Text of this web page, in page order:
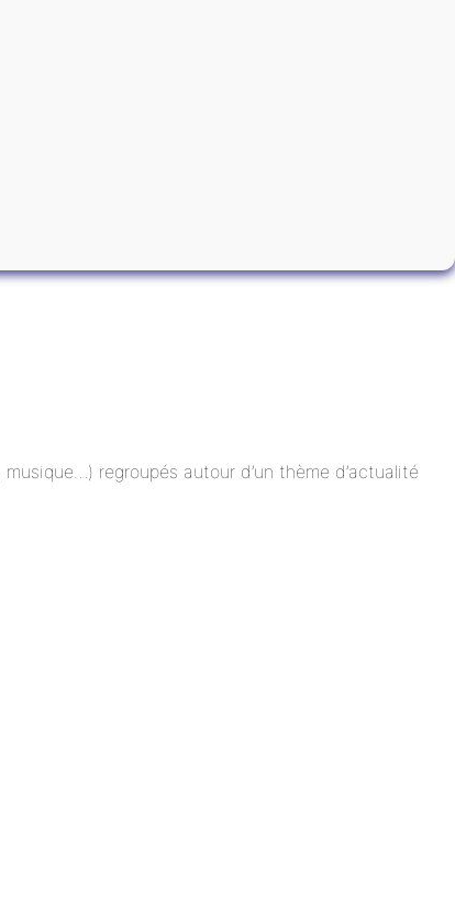
regroupés autour d’un thème d’actualité